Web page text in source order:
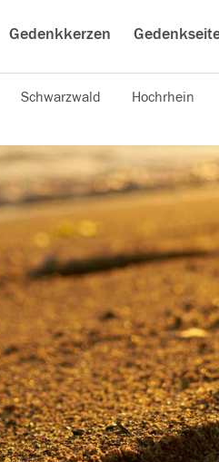
Gedenkkerzen
Schwarzwald Hochrhein